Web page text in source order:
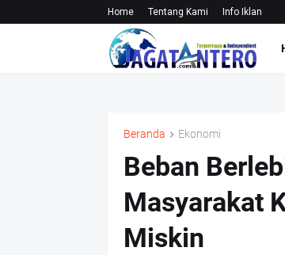
Home Tentang Kami Info Iklan
Beranda Ekonomi
Beban
Masyarakat
Miskin